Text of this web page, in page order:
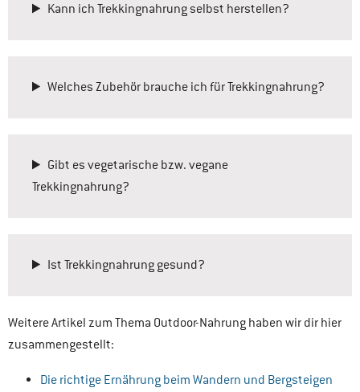
Kann ich Trekkingnahrung selbst herstellen?
Welches Zubehör brauche ich für Trekkingnahrung?
Gibt es vegetarische bzw. vegane
Trekkingnahrung?
Ist Trekkingnahrung gesund?
Weitere Artikel zum Thema Outdoor-Nahrung haben wir dir hier
zusammengestellt:
Die richtige Ernährung beim Wandern und Bergsteigen